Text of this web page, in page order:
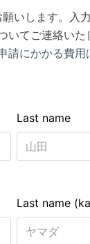
いします。入
いてご連絡いた
にかかる費用
Last name
Last name